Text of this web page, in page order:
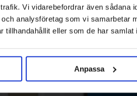
Vi vidarebefordrar även sådana
analysföretag som vi samarbetar
tillhandahållit eller som de har
Anpassa